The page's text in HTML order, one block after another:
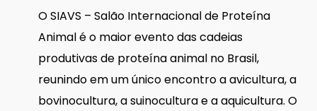
O SIAVS – Salão Internacional de Proteína
Animal é o maior evento das cadeias
produtivas de proteína animal no Brasil,
reunindo em um único encontro a avicultura, a
bovinocultura, a suinocultura e a aquicultura. O